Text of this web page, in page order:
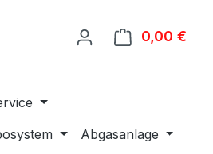
0,00 €
Abgasanlage